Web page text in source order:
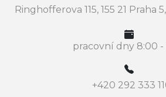
Ringhofferova 115, 155 21 Praha
pracovní dny 8:00 -
+420 292 333